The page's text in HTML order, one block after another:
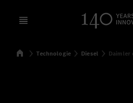
Open menu
SuchenStartseite
Technologie Diesel Daimler